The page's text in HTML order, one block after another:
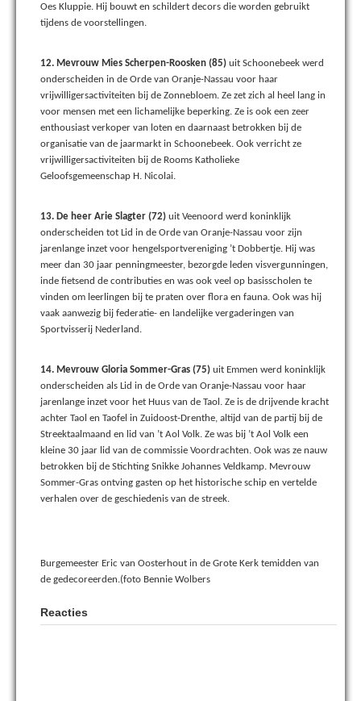
Oes Kluppie. Hij bouwt en schildert decors die worden gebruikt
tijdens de voorstellingen.
12. Mevrouw Mies Scherpen-Roosken (85) uit Schoonebeek werd
onderscheiden in de Orde van Oranje-Nassau voor haar
vrijwilligersactiviteiten bij de Zonnebloem. Ze zet zich al heel lang in
voor mensen met een lichamelijke beperking. Ze is ook een zeer
enthousiast verkoper van loten en daarnaast betrokken bij de
organisatie van de jaarmarkt in Schoonebeek. Ook verricht ze
vrijwilligersactiviteiten bij de Rooms Katholieke
Geloofsgemeenschap H. Nicolai.
13. De heer Arie Slagter (72) uit Veenoord werd koninklijk
onderscheiden tot Lid in de Orde van Oranje-Nassau voor zijn
jarenlange inzet voor hengelsportvereniging ’t Dobbertje. Hij was
meer dan 30 jaar penningmeester, bezorgde leden visvergunningen,
inde fietsend de contributies en was ook veel op basisscholen te
vinden om leerlingen bij te praten over flora en fauna. Ook was hij
vaak aanwezig bij federatie- en landelijke vergaderingen van
Sportvisserij Nederland.
14. Mevrouw Gloria Sommer-Gras (75) uit Emmen werd koninklijk
onderscheiden als Lid in de Orde van Oranje-Nassau voor haar
jarenlange inzet voor het Huus van de Taol. Ze is de drijvende kracht
achter Taol en Taofel in Zuidoost-Drenthe, altijd van de partij bij de
Streektaalmaand en lid van ’t Aol Volk. Ze was bij ’t Aol Volk een
kleine 30 jaar lid van de commissie Voordrachten. Ook was ze nauw
betrokken bij de Stichting Snikke Johannes Veldkamp. Mevrouw
Sommer-Gras ontving gasten op het historische schip en vertelde
verhalen over de geschiedenis van de streek.
Burgemeester Eric van Oosterhout in de Grote Kerk temidden van
de gedecoreerden.(foto Bennie Wolbers
Reacties